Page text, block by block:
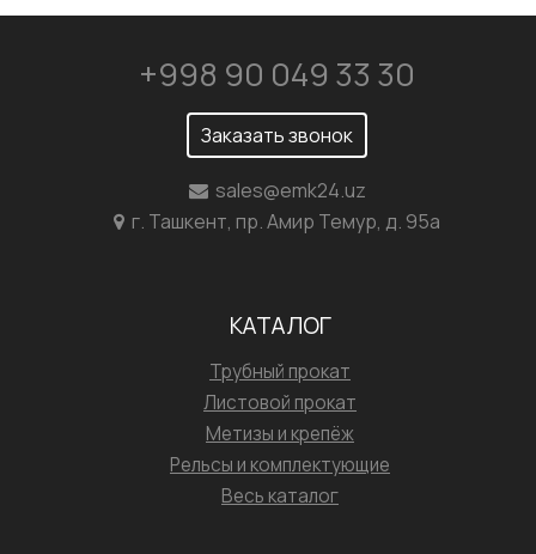
+998 90 049 33 30
Заказать звонок
sales@emk24.uz
г. Ташкент, пр. Амир Темур, д. 95а
КАТАЛОГ
Трубный прокат
Листовой прокат
Метизы и крепёж
Рельсы и комплектующие
Весь каталог